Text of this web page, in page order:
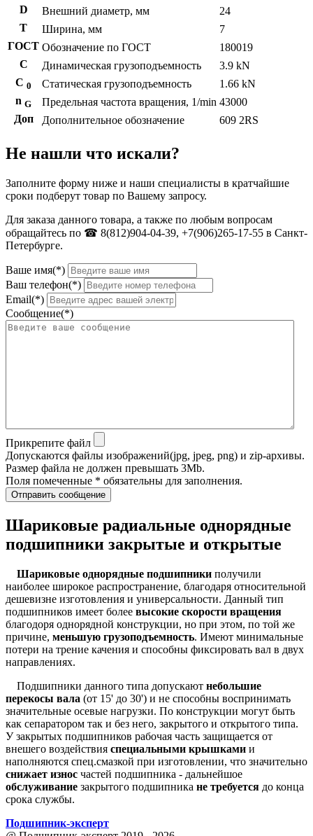
D
Внешний диаметр, мм
24
T
Ширина, мм
7
ГОСТ Обозначение по ГОСТ
180019
C
Динамическая грузоподъемность
3.9 kN
С 0 Статическая грузоподъемность
1.66 kN
n G Предельная частота вращения, 1/min 43000
Доп
Дополнительное обозначение 609 2RS
Не нашли что искали?
Заполните форму ниже и наши специалисты в кратчайшие
сроки подберут товар по Вашему запросу.
Для заказа данного товара, а также по любым вопросам
обращайтесь по ☎ 8(812)904-04-39, +7(906)265-17-55 в Санкт-
Петербурге.
Ваше имя(*)
Ваш телефон(*)
Email(*)
Сообщение(*)
Прикрепите файл
Допускаются файлы изображений(jpg, jpeg, png) и zip-архивы.
Размер файла не должен превышать 3Mb.
Поля помеченные * обязательны для заполнения.
Отправить сообщение
Шариковые радиальные однорядные
подшипники закрытые и открытые
Шариковые однорядные подшипники получили
наиболее широкое распространение, благодаря относительной
дешевизне изготовления и универсальности. Данный тип
подшипников имеет более высокие скорости вращения
благодоря однорядной конструкции, но при этом, по той же
причине, меньшую грузоподъемность. Имеют минимальные
потери на трение качения и способны фиксировать вал в двух
направлениях.
Подшипники данного типа допускают небольшие
перекосы вала (от 15' до 30') и не способны воспринимать
значительные осевые нагрузки. По конструкции могут быть
как сепаратором так и без него, закрытого и открытого типа.
У закрытых подшипников рабочая часть защищается от
внешего воздействия специальными крышками и
наполняются спец.смазкой при изготовлении, что значительно
снижает износ частей подшипника - дальнейшое
обслуживание закрытого подшипника не требуется до конца
срока службы.
Подшипник-эксперт